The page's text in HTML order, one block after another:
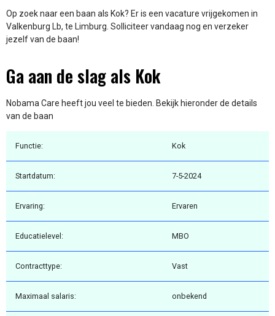
Op zoek naar een baan als Kok? Er is een vacature vrijgekomen in
Valkenburg Lb, te Limburg. Solliciteer vandaag nog en verzeker
jezelf van de baan!
Ga aan de slag als Kok
Nobama Care heeft jou veel te bieden. Bekijk hieronder de details
van de baan
Functie: Kok
Startdatum: 7-5-2024
Ervaring: Ervaren
Educatielevel: MBO
Contracttype: Vast
Maximaal salaris: onbekend